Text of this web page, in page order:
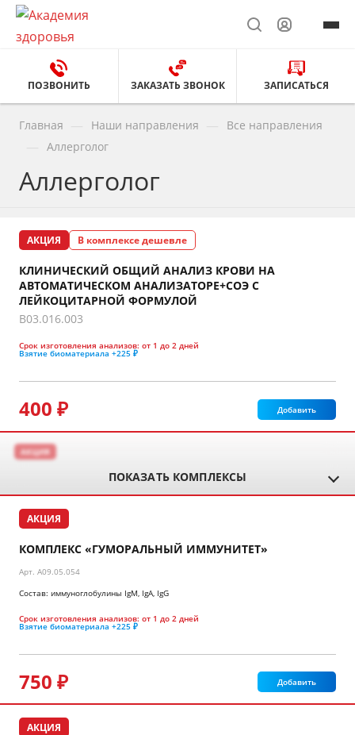
ПОЗВОНИТЬ ЗАКАЗАТЬ ЗВОНОК ЗАПИСАТЬСЯ
Главная Наши направления Все направления
Аллерголог
Аллерголог
АКЦИЯ В комплексе дешевле
КЛИНИЧЕСКИЙ ОБЩИЙ АНАЛИЗ КРОВИ НА
АВТОМАТИЧЕСКОМ АНАЛИЗАТОРЕ+СОЭ С
ЛЕЙКОЦИТАРНОЙ ФОРМУЛОЙ
B03.016.003
Срок изготовления анализов: от 1 до 2 дней
Взятие биоматериала +225 ₽
400 ₽ Добавить
АКЦИЯ
ПОКАЗАТЬ КОМПЛЕКСЫ
АКЦИЯ
КОМПЛЕКС «ГУМОРАЛЬНЫЙ ИММУНИТЕТ»
Арт. A09.05.054
Состав: иммуноглобулины IgМ, IgА, IgG
Срок изготовления анализов: от 1 до 2 дней
Взятие биоматериала +225 ₽
750 ₽ Добавить
АКЦИЯ